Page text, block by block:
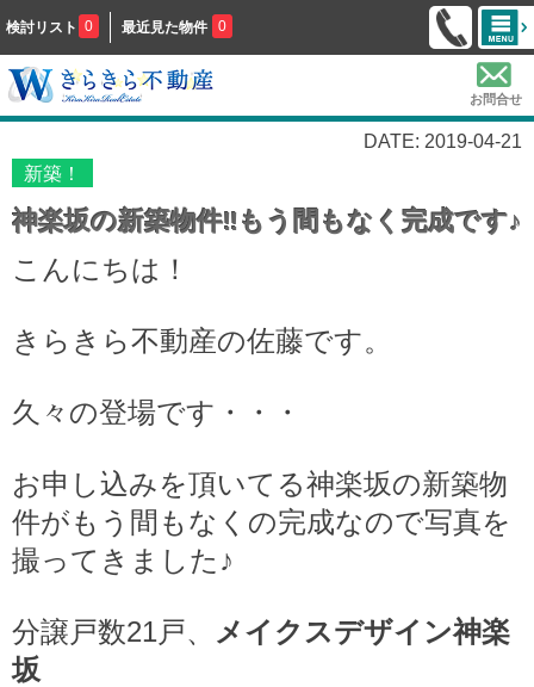
検討リスト 0 最近見た物件 0
お問合せ
DATE: 2019-04-21
新築！
神楽坂の新築物件‼もう間もなく完成です♪
こんにちは！
きらきら不動産の佐藤です。
久々の登場です・・・
お申し込みを頂いてる神楽坂の新築物
件がもう間もなくの完成なので写真を
撮ってきました♪
分譲戸数21戸、
メイクスデザイン神楽
坂